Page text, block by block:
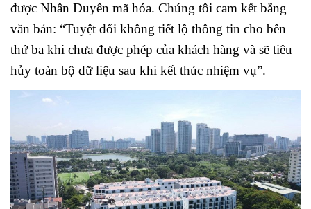
được Nhân Duyên mã hóa. Chúng tôi cam kết bằng
văn bản: “Tuyệt đối không tiết lộ thông tin cho bên
thứ ba khi chưa được phép của khách hàng và sẽ tiêu
hủy toàn bộ dữ liệu sau khi kết thúc nhiệm vụ”.